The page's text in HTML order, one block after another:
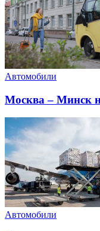
Автомобили
Москва – Минск
Автомобили